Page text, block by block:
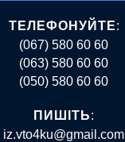
ТЕЛЕФОНУЙТЕ:
(067) 580 60 60
(063) 580 60 60
(050) 580 60 60
ПИШІТЬ:
iz.vto4ku@gmail.com